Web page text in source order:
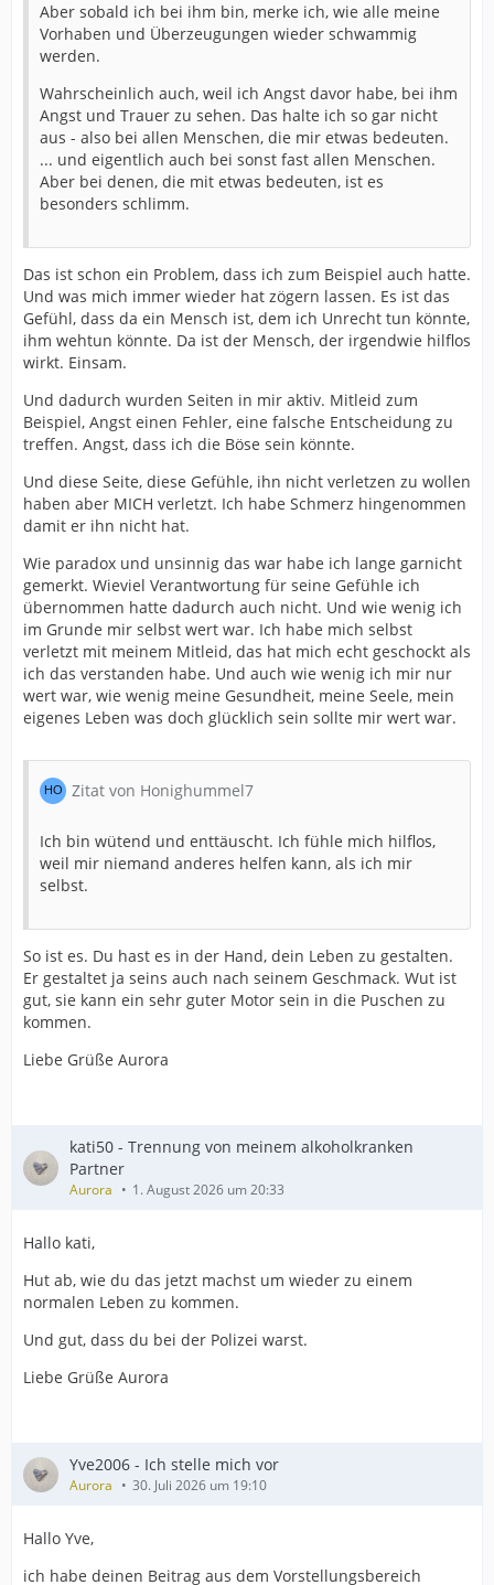
Aber sobald ich bei ihm bin, merke ich, wie alle meine
Vorhaben und Überzeugungen wieder schwammig
werden.
Wahrscheinlich auch, weil ich Angst davor habe, bei ihm
Angst und Trauer zu sehen. Das halte ich so gar nicht
aus - also bei allen Menschen, die mir etwas bedeuten.
... und eigentlich auch bei sonst fast allen Menschen.
Aber bei denen, die mit etwas bedeuten, ist es
besonders schlimm.
Das ist schon ein Problem, dass ich zum Beispiel auch hatte.
Und was mich immer wieder hat zögern lassen. Es ist das
Gefühl, dass da ein Mensch ist, dem ich Unrecht tun könnte,
ihm wehtun könnte. Da ist der Mensch, der irgendwie hilflos
wirkt. Einsam.
Und dadurch wurden Seiten in mir aktiv. Mitleid zum
Beispiel, Angst einen Fehler, eine falsche Entscheidung zu
treffen. Angst, dass ich die Böse sein könnte.
Und diese Seite, diese Gefühle, ihn nicht verletzen zu wollen
haben aber MICH verletzt. Ich habe Schmerz hingenommen
damit er ihn nicht hat.
Wie paradox und unsinnig das war habe ich lange garnicht
gemerkt. Wieviel Verantwortung für seine Gefühle ich
übernommen hatte dadurch auch nicht. Und wie wenig ich
im Grunde mir selbst wert war. Ich habe mich selbst
verletzt mit meinem Mitleid, das hat mich echt geschockt als
ich das verstanden habe. Und auch wie wenig ich mir nur
wert war, wie wenig meine Gesundheit, meine Seele, mein
eigenes Leben was doch glücklich sein sollte mir wert war.
Zitat von Honighummel7
Ich bin wütend und enttäuscht. Ich fühle mich hilflos,
weil mir niemand anderes helfen kann, als ich mir
selbst.
So ist es. Du hast es in der Hand, dein Leben zu gestalten.
Er gestaltet ja seins auch nach seinem Geschmack. Wut ist
gut, sie kann ein sehr guter Motor sein in die Puschen zu
kommen.
Liebe Grüße Aurora
kati50 - Trennung von meinem alkoholkranken
Partner
Aurora 1. August 2026 um 20:33
Hallo kati,
Hut ab, wie du das jetzt machst um wieder zu einem
normalen Leben zu kommen.
Und gut, dass du bei der Polizei warst.
Liebe Grüße Aurora
Yve2006 - Ich stelle mich vor
Aurora 30. Juli 2026 um 19:10
Hallo Yve,
ich habe deinen Beitrag aus dem Vorstellungsbereich